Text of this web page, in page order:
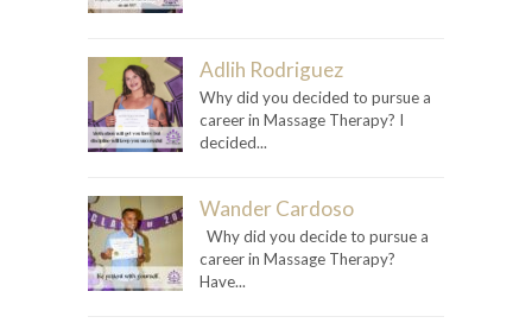
Adlih Rodriguez
Why did you decided to pursue a
career in Massage Therapy? I
decided...
Wander Cardoso
Why did you decide to pursue a
career in Massage Therapy?
Have...